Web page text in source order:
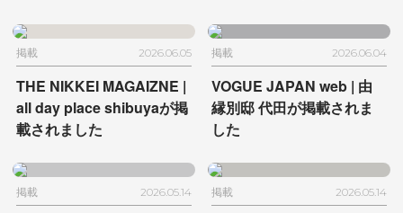
掲載 2026.06.05
THE NIKKEI MAGAIZNE |
all day place shibuyaが掲
載されました
掲載 2026.06.04
VOGUE JAPAN web | 由
縁別邸 代田が掲載されま
した
掲載 2026.05.14 掲載 2026.05.14